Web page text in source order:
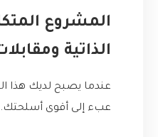
المشروع
الذاتية
عندما يصبح لديك هذا
عبء إلى أقوى أسلحتك.